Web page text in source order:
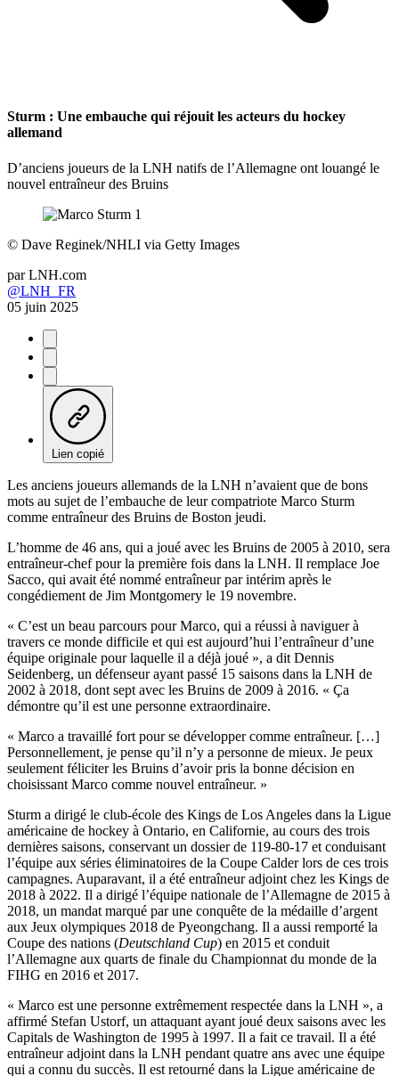
Sturm : Une embauche qui réjouit les acteurs du hockey
allemand
D’anciens joueurs de la LNH natifs de l’Allemagne ont louangé le
nouvel entraîneur des Bruins
© Dave Reginek/NHLI via Getty Images
par LNH.com
@LNH_FR
05 juin 2025
Lien copié
Les anciens joueurs allemands de la LNH n’avaient que de bons
mots au sujet de l’embauche de leur compatriote Marco Sturm
comme entraîneur des Bruins de Boston jeudi.
L’homme de 46 ans, qui a joué avec les Bruins de 2005 à 2010, sera
entraîneur-chef pour la première fois dans la LNH. Il remplace Joe
Sacco, qui avait été nommé entraîneur par intérim après le
congédiement de Jim Montgomery le 19 novembre.
« C’est un beau parcours pour Marco, qui a réussi à naviguer à
travers ce monde difficile et qui est aujourd’hui l’entraîneur d’une
équipe originale pour laquelle il a déjà joué », a dit Dennis
Seidenberg, un défenseur ayant passé 15 saisons dans la LNH de
2002 à 2018, dont sept avec les Bruins de 2009 à 2016. « Ça
démontre qu’il est une personne extraordinaire.
« Marco a travaillé fort pour se développer comme entraîneur. […]
Personnellement, je pense qu’il n’y a personne de mieux. Je peux
seulement féliciter les Bruins d’avoir pris la bonne décision en
choisissant Marco comme nouvel entraîneur. »
Sturm a dirigé le club-école des Kings de Los Angeles dans la Ligue
américaine de hockey à Ontario, en Californie, au cours des trois
dernières saisons, conservant un dossier de 119-80-17 et conduisant
l’équipe aux séries éliminatoires de la Coupe Calder lors de ces trois
campagnes. Auparavant, il a été entraîneur adjoint chez les Kings de
2018 à 2022. Il a dirigé l’équipe nationale de l’Allemagne de 2015 à
2018, un mandat marqué par une conquête de la médaille d’argent
aux Jeux olympiques 2018 de Pyeongchang. Il a aussi remporté la
Coupe des nations (Deutschland Cup) en 2015 et conduit
l’Allemagne aux quarts de finale du Championnat du monde de la
FIHG en 2016 et 2017.
« Marco est une personne extrêmement respectée dans la LNH », a
affirmé Stefan Ustorf, un attaquant ayant joué deux saisons avec les
Capitals de Washington de 1995 à 1997. Il a fait ce travail. Il a été
entraîneur adjoint dans la LNH pendant quatre ans avec une équipe
qui a connu du succès. Il est retourné dans la Ligue américaine de